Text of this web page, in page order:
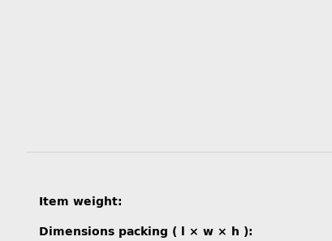
Item information
Value
Item weight:
Dimensions packing ( l × w × h ):